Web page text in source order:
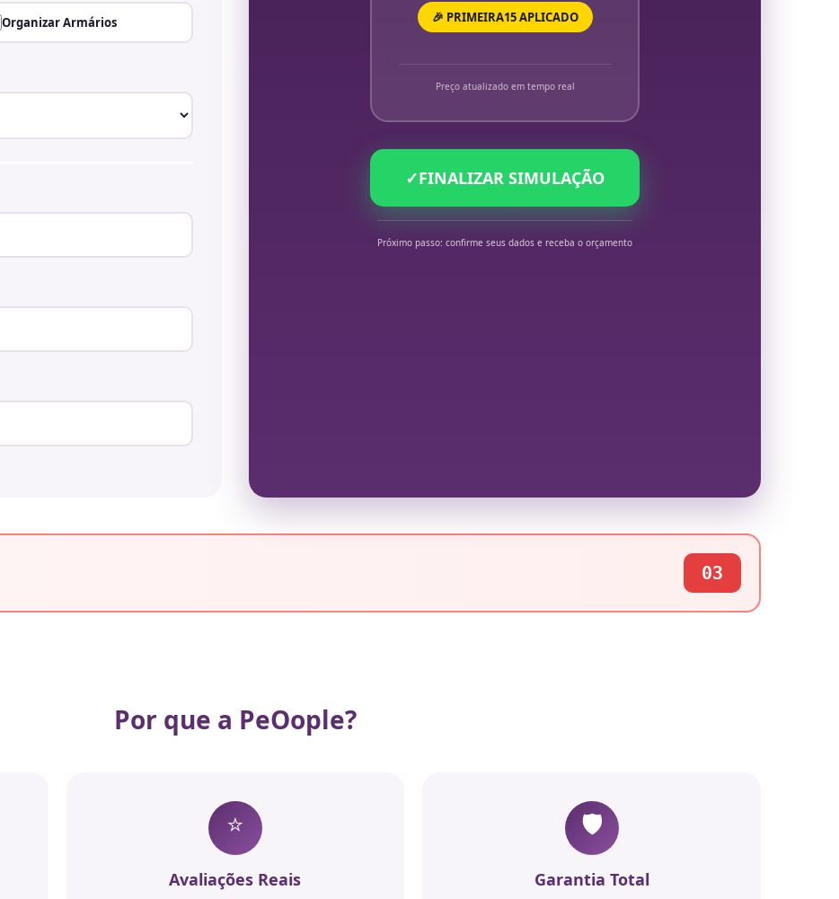
Organizar Armários 🎉 PRIMEIRA15 APLICADO
Preço atualizado em tempo real
✓FINALIZAR SIMULAÇÃO
Próximo passo: confirme seus dados e receba o orçamento
03
Por que a PeOople?
⭐
Avaliações Reais
🛡️
Garantia Total